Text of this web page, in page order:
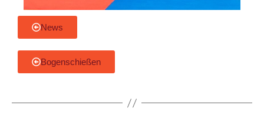
News
Bogenschießen